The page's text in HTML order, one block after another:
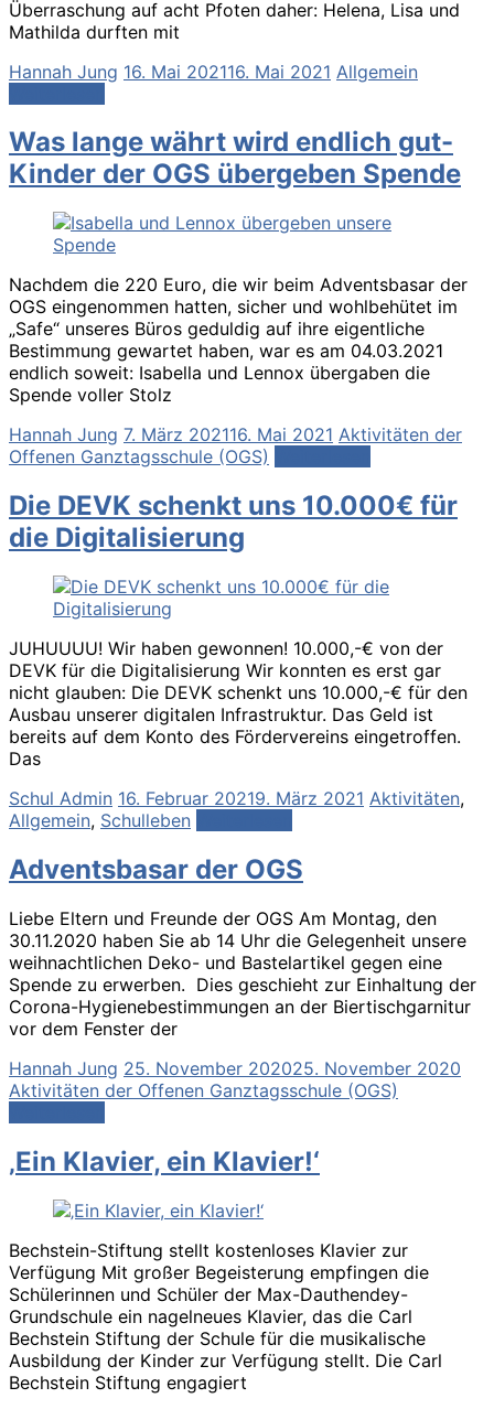
Überraschung auf acht Pfoten daher: Helena, Lisa und
Mathilda durften mit
Hannah Jung 16. Mai 202116. Mai 2021 Allgemein
Was lange währt wird endlich gut-
Kinder der OGS übergeben Spende
Nachdem die 220 Euro, die wir beim Adventsbasar der
OGS eingenommen hatten, sicher und wohlbehütet im
„Safe“ unseres Büros geduldig auf ihre eigentliche
Bestimmung gewartet haben, war es am 04.03.2021
endlich soweit: Isabella und Lennox übergaben die
Spende voller Stolz
Hannah Jung 7. März 202116. Mai 2021 Aktivitäten der
Offenen Ganztagsschule (OGS)
Die DEVK schenkt uns 10.000€ für
die Digitalisierung
JUHUUUU! Wir haben gewonnen! 10.000,-€ von der
DEVK für die Digitalisierung Wir konnten es erst gar
nicht glauben: Die DEVK schenkt uns 10.000,-€ für den
Ausbau unserer digitalen Infrastruktur. Das Geld ist
bereits auf dem Konto des Fördervereins eingetroffen.
Das
Schul Admin 16. Februar 20219. März 2021 Aktivitäten,
Allgemein, Schulleben
Adventsbasar der OGS
Liebe Eltern und Freunde der OGS Am Montag, den
30.11.2020 haben Sie ab 14 Uhr die Gelegenheit unsere
weihnachtlichen Deko- und Bastelartikel gegen eine
Spende zu erwerben. Dies geschieht zur Einhaltung der
Corona-Hygienebestimmungen an der Biertischgarnitur
vor dem Fenster der
Hannah Jung 25. November 202025. November 2020
Aktivitäten der Offenen Ganztagsschule (OGS)
‚Ein Klavier, ein Klavier!‘
Bechstein-Stiftung stellt kostenloses Klavier zur
Verfügung Mit großer Begeisterung empfingen die
Schülerinnen und Schüler der Max-Dauthendey-
Grundschule ein nagelneues Klavier, das die Carl
Bechstein Stiftung der Schule für die musikalische
Ausbildung der Kinder zur Verfügung stellt. Die Carl
Bechstein Stiftung engagiert